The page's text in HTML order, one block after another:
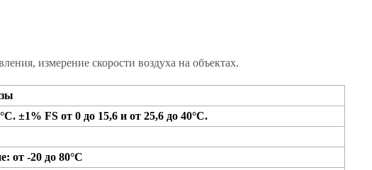
измерение скорости воздуха на объектах.
±1% FS от 0 до 15,6 и от 25,6 до 40°C.
от -20 до 80°C